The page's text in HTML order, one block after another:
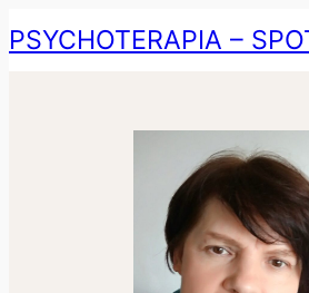
do
PSYCHOTERAPIA –